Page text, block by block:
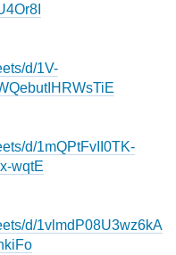
d/1V-
d/1mQPtFvII0TK-
wqtE
d/1vlmdP08U3wz6kA